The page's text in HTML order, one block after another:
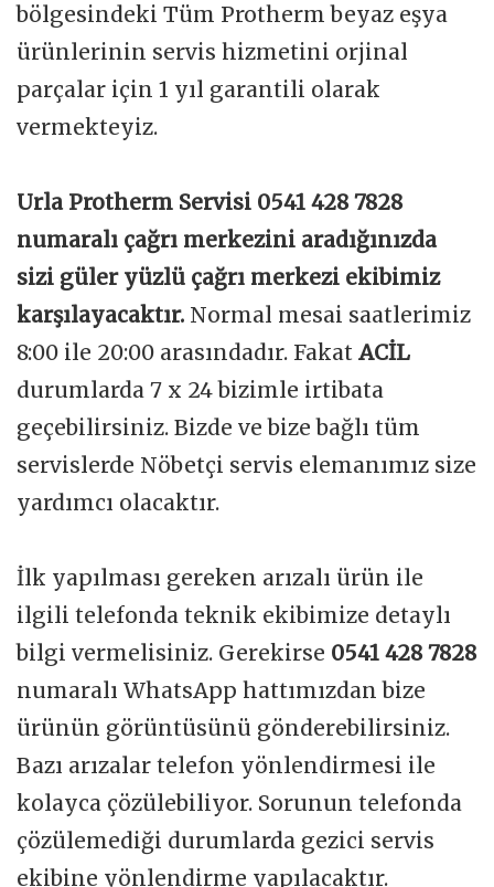
bölgesindeki Tüm Protherm beyaz eşya
ürünlerinin servis hizmetini orjinal
parçalar için 1 yıl garantili olarak
vermekteyiz.
Urla Protherm Servisi 0541 428 7828
numaralı çağrı merkezini aradığınızda
sizi güler yüzlü çağrı merkezi ekibimiz
karşılayacaktır. Normal mesai saatlerimiz
8:00 ile 20:00 arasındadır. Fakat ACİL
durumlarda 7 x 24 bizimle irtibata
geçebilirsiniz. Bizde ve bize bağlı tüm
servislerde Nöbetçi servis elemanımız size
yardımcı olacaktır.
İlk yapılması gereken arızalı ürün ile
ilgili telefonda teknik ekibimize detaylı
bilgi vermelisiniz. Gerekirse 0541 428 7828
numaralı WhatsApp hattımızdan bize
ürünün görüntüsünü gönderebilirsiniz.
Bazı arızalar telefon yönlendirmesi ile
kolayca çözülebiliyor. Sorunun telefonda
çözülemediği durumlarda gezici servis
ekibine yönlendirme yapılacaktır.